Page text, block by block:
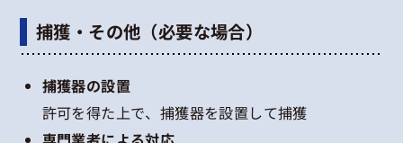
捕獲・その他（必要な場合）
捕獲器の設置
許可を得た上で、捕獲器を設置して捕獲